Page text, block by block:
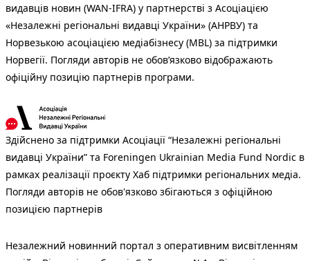
видавців новин (WAN-IFRA) у партнерстві з Асоціацією
«Незалежні регіональні видавці України» (АНРВУ) та
Норвезькою асоціацією медіабізнесу (MBL) за підтримки
Норвегії. Погляди авторів не обов’язково відображають
офіційну позицію партнерів програми.
Здійснено за підтримки Асоціації “Незалежні регіональні
видавці України” та Foreningen Ukrainian Media Fund Nordic в
рамках реалізації проєкту Хаб підтримки регіональних медіа.
Погляди авторів не обов'язково збігаються з офіційною
позицією партнерів
Незалежний новинний портал з оперативним висвітленням